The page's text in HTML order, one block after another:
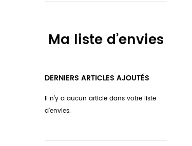
Ma liste d’envies
DERNIERS ARTICLES AJOUTÉS
Il n’y a aucun article dans votre liste
d’envies.